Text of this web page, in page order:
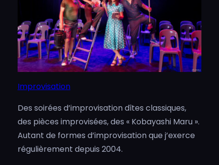
Improvisation
Des soirées d’improvisation dîtes classiques,
des pièces improvisées, des « Kobayashi Maru ».
Autant de formes d’improvisation que j’exerce
régulièrement depuis 2004.